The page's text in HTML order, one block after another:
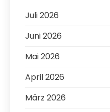
Juli 2026
Juni 2026
Mai 2026
April 2026
März 2026